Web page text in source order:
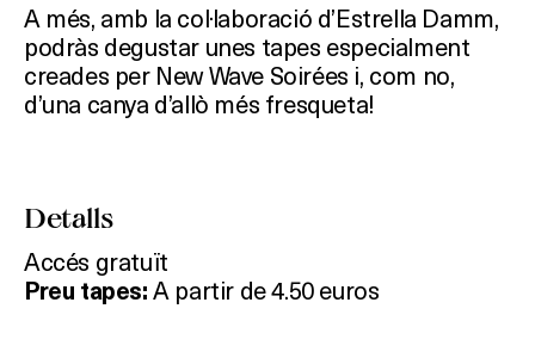
A més, amb la col·laboració d’Estrella Damm,
podràs degustar unes tapes especialment
creades per New Wave Soirées i, com no,
d’una canya d’allò més fresqueta!
Detalls
Accés gratuït
Preu tapes: A partir de 4.50 euros